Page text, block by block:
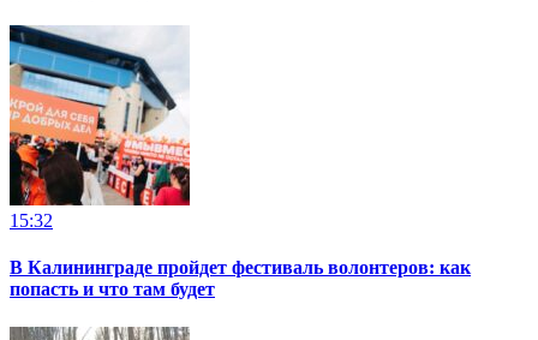
15:32
В Калининграде пройдет фестиваль волонтеров: как
попасть и что там будет